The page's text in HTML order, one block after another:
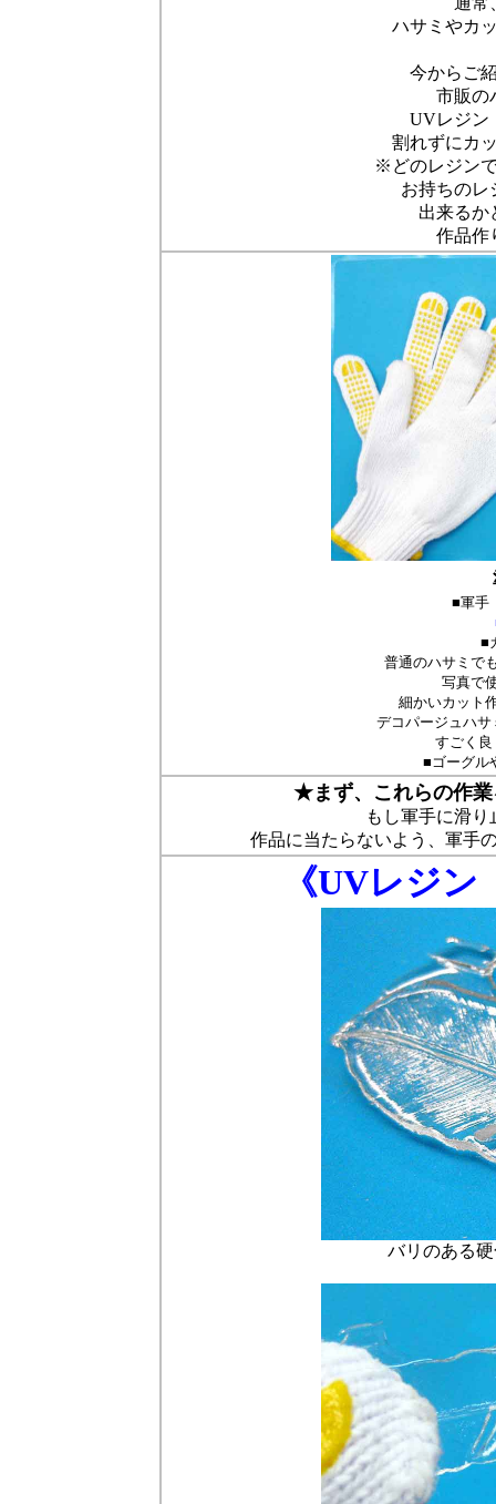
ハサミやカ
今からご
市販の
UVレジン
割れずにカ
※どのレジン
お持ちのレ
出来るか
作品作
■軍手
■
普通のハサミで
写真で
細かいカット
デコパージュハサ
すごく
■ゴーグル
★まず、これらの作業
もし軍手に滑
作品に当たらないよう、軍手
《UVレジ
バリのある